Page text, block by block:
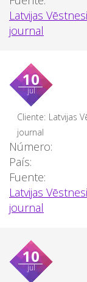
Latvijas
journal
10
jul
Cliente: Latvijas
journal
Número:
País:
Fuente:
Latvijas
journal
10
jul